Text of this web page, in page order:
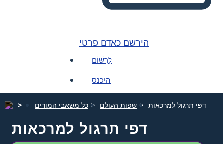
הירשם כאדם פרטי
לִרְשׁוֹם
היכנס
כל משאבי המורים שפות העולם דפי תרגול למרכאות
דפי תרגול למרכאות